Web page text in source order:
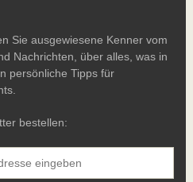
Sie ausgewiesene Kenner vom
Nachrichten, über alles, was in
persönliche Tipps für
bestellen: